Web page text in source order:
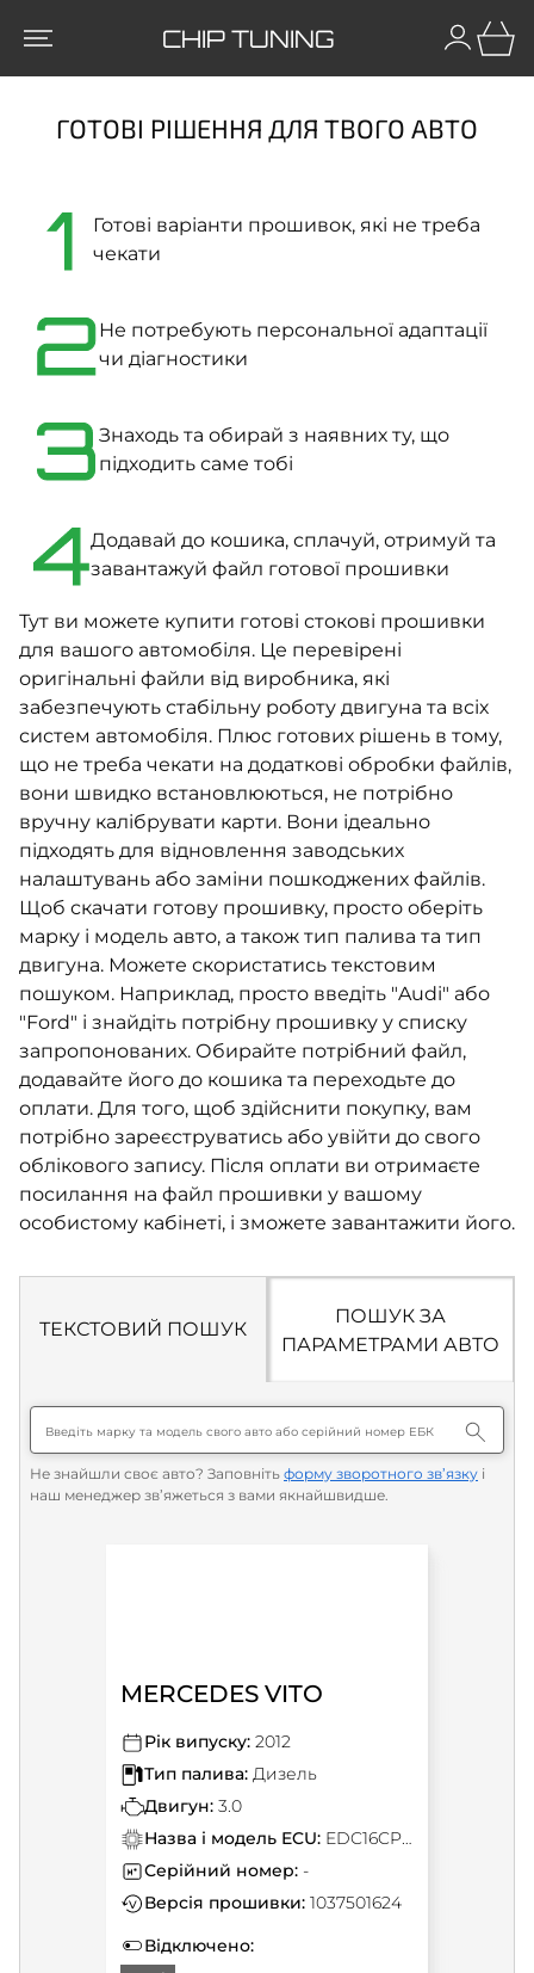
CHIP TUNING
ГОТОВІ РІШЕННЯ ДЛЯ ТВОГО АВТО
1
Готові варіанти прошивок, які не треба
чекати
2Не потребують персональної адаптації
чи діагностики
3Знаходь та обирай з наявних ту, що
підходить саме тобі
4Додавай до кошика, сплачуй, отримуй та
завантажуй файл готової прошивки
Тут ви можете купити готові стокові прошивки
для вашого автомобіля. Це перевірені
оригінальні файли від виробника, які
забезпечують стабільну роботу двигуна та всіх
систем автомобіля. Плюс готових рішень в тому,
що не треба чекати на додаткові обробки файлів,
вони швидко встановлюються, не потрібно
вручну калібрувати карти. Вони ідеально
підходять для відновлення заводських
налаштувань або заміни пошкоджених файлів.
Щоб скачати готову прошивку, просто оберіть
марку і модель авто, а також тип палива та тип
двигуна. Можете скористатись текстовим
пошуком. Наприклад, просто введіть "Audi" або
"Ford" і знайдіть потрібну прошивку у списку
запропонованих. Обирайте потрібний файл,
додавайте його до кошика та переходьте до
оплати. Для того, щоб здійснити покупку, вам
потрібно зареєструватись або увійти до свого
облікового запису. Після оплати ви отримаєте
посилання на файл прошивки у вашому
особистому кабінеті, і зможете завантажити його.
ТЕКСТОВИЙ ПОШУК
ПОШУК ЗА
ПАРАМЕТРАМИ АВТО
Не знайшли своє авто? Заповніть форму зворотного зв’язку і
наш менеджер зв’яжеться з вами якнайшвидше.
MERCEDES VITO
Рік випуску: 2012
Тип палива: Дизель
Двигун: 3.0
Назва і модель ECU:
EDC16CP31
Серійний номер: -
Версія прошивки: 1037501624
Відключено: